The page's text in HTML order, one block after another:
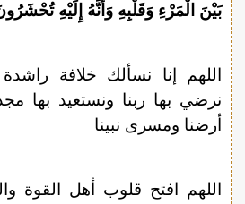
بَيْنَ الْمَرْءِ وَقَلْبِهِ وَأَنَّهُ إِلَيْهِ
اللهم إنا نسألك خلافة
نرضي بها ربنا ونستعيد بها
أرضنا ومسرى نبينا
اللهم افتح قلوب أهل القوة